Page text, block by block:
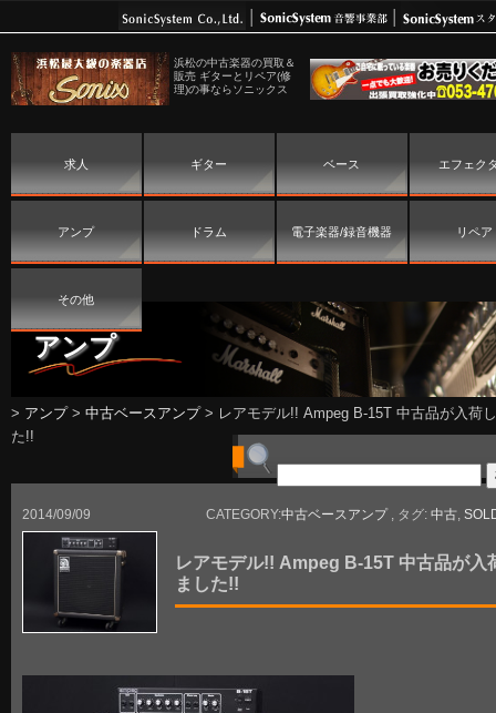
浜松の中古楽器の買取＆
販売 ギターとリペア(修
理)の事ならソニックス
求人 ギター ベース エフェク
アンプ ドラム 電子楽器/録音機器 リペア
その他
アンプ
> アンプ> 中古ベースアンプ> レアモデル!! Ampeg B-15T 中古品が入荷
た!!
2014/09/09 CATEGORY:中古ベースアンプ , タグ: 中古
レアモデル!! Ampeg B-15T 中古品が入
ました!!